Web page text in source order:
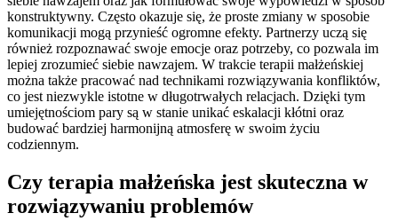
konstruktywny. Często okazuje się, że proste zmiany w sposobie
komunikacji mogą przynieść ogromne efekty. Partnerzy uczą się
również rozpoznawać swoje emocje oraz potrzeby, co pozwala im
lepiej zrozumieć siebie nawzajem. W trakcie terapii małżeńskiej
można także pracować nad technikami rozwiązywania konfliktów,
co jest niezwykle istotne w długotrwałych relacjach. Dzięki tym
umiejętnościom pary są w stanie unikać eskalacji kłótni oraz
budować bardziej harmonijną atmosferę w swoim życiu
codziennym.
Czy terapia małżeńska jest skuteczna w
rozwiązywaniu problemów